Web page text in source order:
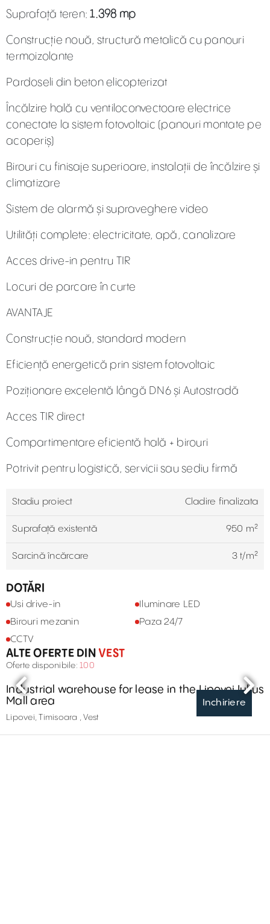
Suprafață teren:1.398 mp
Construcție nouă, structură metalică cu panouri
termoizolante
Pardoseli din beton elicopterizat
Încălzire hală cu ventiloconvectoare electrice
conectate la sistem fotovoltaic (panouri montate pe
acoperiș)
Birouri cu finisaje superioare, instalații de încălzire și
climatizare
Sistem de alarmă și supraveghere video
Utilități complete: electricitate, apă, canalizare
Acces drive-in pentru TIR
Locuri de parcare în curte
AVANTAJE
Construcție nouă, standard modern
Eficiență energetică prin sistem fotovoltaic
Poziționare excelentă lângă DN6 și Autostradă
Acces TIR direct
Compartimentare eficientă hală + birouri
Potrivit pentru logistică, servicii sau sediu firmă
Stadiu proiect Cladire finalizata
Suprafață existentă 950 m²
Sarcină încărcare 3 t/m²
DOTĂRI
Usi drive-in
Iluminare LED
Birouri mezanin
Paza 24/7
CCTV
ALTE OFERTE DINVEST
Oferte disponibile: 100
Inchiriere
Industrial warehouse for lease in the Lipovei Iulius
Mall area
Lipovei, Timisoara , Vest